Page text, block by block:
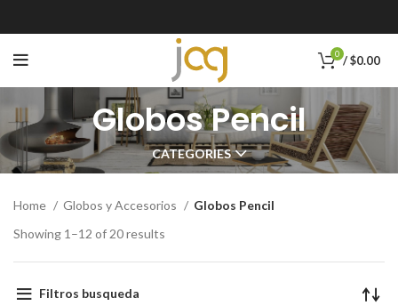
0 /$0.00
Globos Pencil
CATEGORIES
Home Globos y Accesorios
Globos Pencil
Showing 1–12 of 20 results
Filtros busqueda